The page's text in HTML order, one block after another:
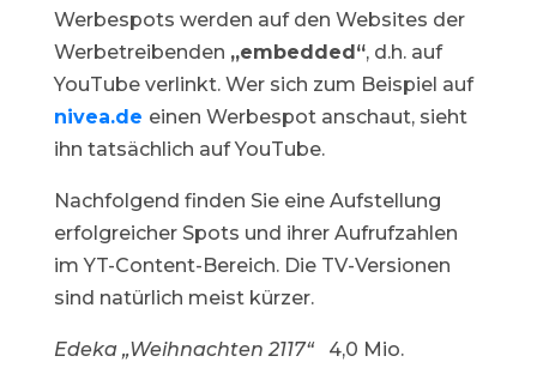
Werbespots werden auf den Websites der
Werbetreibenden „embedded“, d.h. auf
YouTube verlinkt. Wer sich zum Beispiel auf
nivea.de einen Werbespot anschaut, sieht
ihn tatsächlich auf YouTube.
Nachfolgend finden Sie eine Aufstellung
erfolgreicher Spots und ihrer Aufrufzahlen
im YT-Content-Bereich. Die TV-Versionen
sind natürlich meist kürzer.
Edeka „Weihnachten 2117“4,0 Mio.